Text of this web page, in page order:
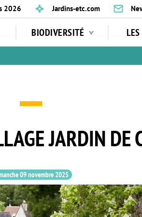
2026 Jardins-etc.com
BIODIVERSITÉ
JARDIN DE
09 novembre 2025